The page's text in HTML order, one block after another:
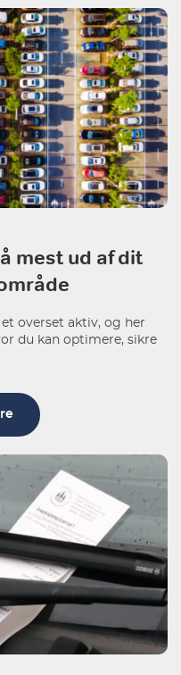
mest ud af dit
overset aktiv, og her
du kan optimere, sikre